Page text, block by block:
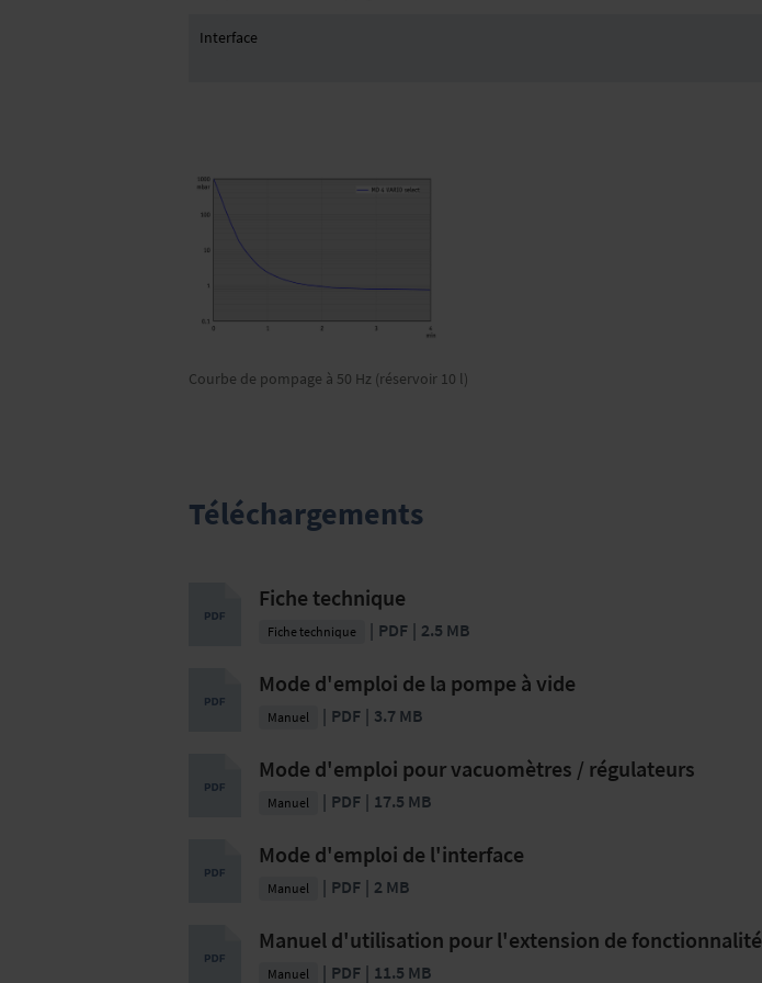
Interface
Courbe de pompage à 50 Hz (réservoir 10 l)
Téléchargements
Fiche technique
Fiche technique PDF 2.5 MB
Mode d'emploi de la pompe à vide
Manuel PDF 3.7 MB
Mode d'emploi pour vacuomètres / régulateurs
Manuel PDF 17.5 MB
Mode d'emploi de l'interface
Manuel PDF 2 MB
Manuel d'utilisation pour l'extension de fonctionnalité
Manuel PDF 11.5 MB